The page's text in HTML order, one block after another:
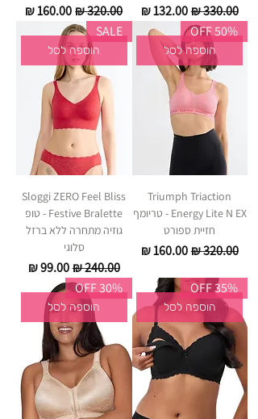
מחיר רגיל‏330.00 ‏₪ מחיר מבצע‏132.00 ‏₪ מחיר רגיל‏320.00 ‏₪ מחיר מבצע
הוספה לסל
50% OFF
Triumph Triaction
Energy Lite N EX - טריומף
חזיית ספורט
מחיר רגיל‏320.00 ‏₪ מחיר מבצע‏160.00 ‏₪
הוספה לסל
SALE
Sloggi ZERO Feel Bliss
Festive Bralette - טופ
גוזיה מתחרה ללא ברזל
סלוגי
מחיר רגיל‏240.00 ‏₪ מחיר מבצע‏99.00 ‏₪
הוספה לסל
35% OFF
הוספה לסל
30% OFF